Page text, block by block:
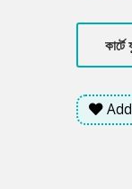
ফিরিকির
এক্সক্লুসিভ